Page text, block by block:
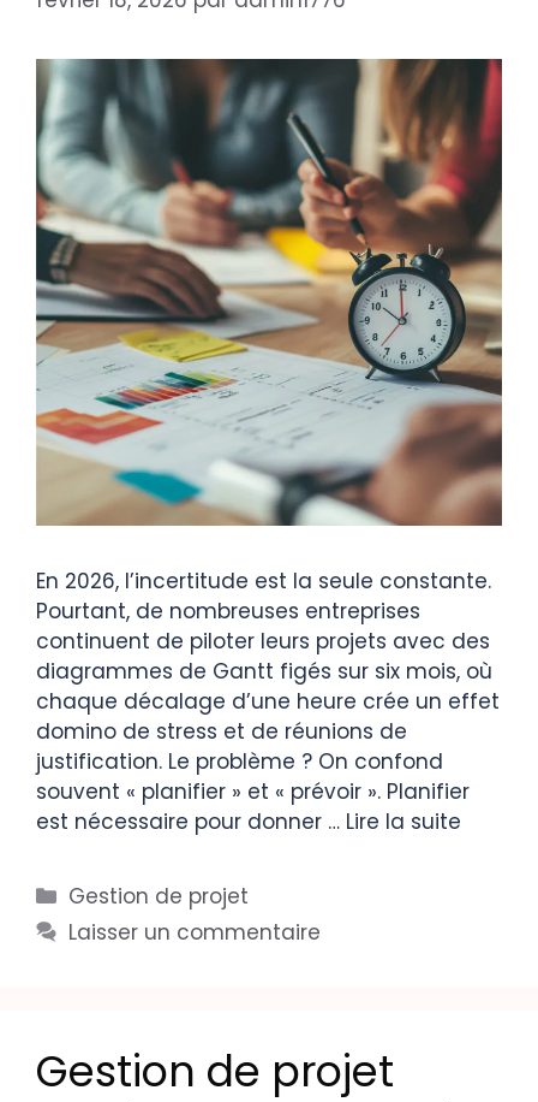
En 2026, l’incertitude est la seule constante.
Pourtant, de nombreuses entreprises
continuent de piloter leurs projets avec des
diagrammes de Gantt figés sur six mois, où
chaque décalage d’une heure crée un effet
domino de stress et de réunions de
justification. Le problème ? On confond
souvent « planifier » et « prévoir ». Planifier
est nécessaire pour donner … Lire la suite
Gestion de projet
Laisser un commentaire
Gestion de projet